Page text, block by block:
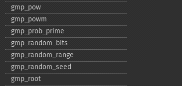
gmp_​pow
gmp_​powm
gmp_​prob_​prime
gmp_​random_​bits
gmp_​random_​range
gmp_​random_​seed
gmp_​root